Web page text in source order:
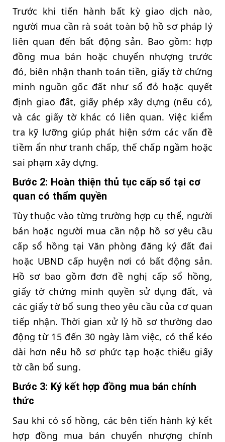
Trước khi tiến hành bất kỳ giao dịch nào,
người mua cần rà soát toàn bộ hồ sơ pháp lý
liên quan đến bất động sản. Bao gồm: hợp
đồng mua bán hoặc chuyển nhượng trước
đó, biên nhận thanh toán tiền, giấy tờ chứng
minh nguồn gốc đất như sổ đỏ hoặc quyết
định giao đất, giấy phép xây dựng (nếu có),
và các giấy tờ khác có liên quan. Việc kiểm
tra kỹ lưỡng giúp phát hiện sớm các vấn đề
tiềm ẩn như tranh chấp, thế chấp ngầm hoặc
sai phạm xây dựng.
Bước 2: Hoàn thiện thủ tục cấp sổ tại cơ
quan có thẩm quyền
Tùy thuộc vào từng trường hợp cụ thể, người
bán hoặc người mua cần nộp hồ sơ yêu cầu
cấp sổ hồng tại Văn phòng đăng ký đất đai
hoặc UBND cấp huyện nơi có bất động sản.
Hồ sơ bao gồm đơn đề nghị cấp sổ hồng,
giấy tờ chứng minh quyền sử dụng đất, và
các giấy tờ bổ sung theo yêu cầu của cơ quan
tiếp nhận. Thời gian xử lý hồ sơ thường dao
động từ 15 đến 30 ngày làm việc, có thể kéo
dài hơn nếu hồ sơ phức tạp hoặc thiếu giấy
tờ cần bổ sung.
Bước 3: Ký kết hợp đồng mua bán chính
thức
Sau khi có sổ hồng, các bên tiến hành ký kết
hợp đồng mua bán chuyển nhượng chính